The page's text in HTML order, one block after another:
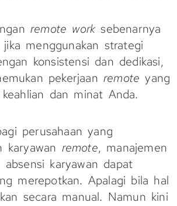
remote worksebenarnya
menggunakan strategi
konsistensi dan dedikasi,
pekerjaanremote yang
dan minat Anda.
perusahaan yang
karyawan remote, manajemen
karyawan dapat
merepotkan. Apalagi bila hal
secara manual. Namun kini